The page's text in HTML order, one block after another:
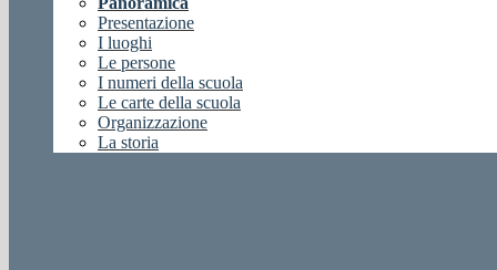
Presentazione
I luoghi
Le persone
I numeri della scuola
Le carte della scuola
Organizzazione
La storia